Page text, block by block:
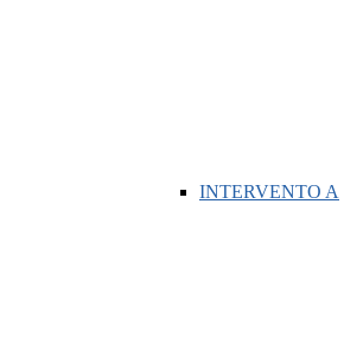
INTERVENTO A